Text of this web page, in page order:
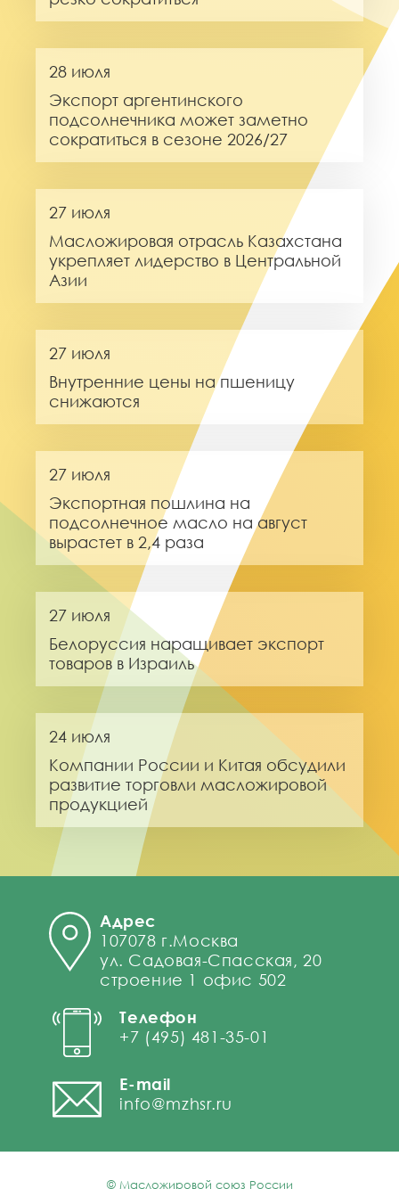
28 июля
Экспорт аргентинского
подсолнечника может заметно
сократиться в сезоне 2026/27
27 июля
Масложировая отрасль Казахстана
укрепляет лидерство в Центральной
Азии
27 июля
Внутренние цены на пшеницу
снижаются
27 июля
Экспортная пошлина на
подсолнечное масло на август
вырастет в 2,4 раза
27 июля
Белоруссия наращивает экспорт
товаров в Израиль
24 июля
Компании России и Китая обсудили
развитие торговли масложировой
продукцией
Адрес
107078 г.Москва
ул. Садовая-Спасская, 20
строение 1 офис 502
Телефон
+7 (495) 481-35-01
E-mail
info@mzhsr.ru
© Масложировой союз России